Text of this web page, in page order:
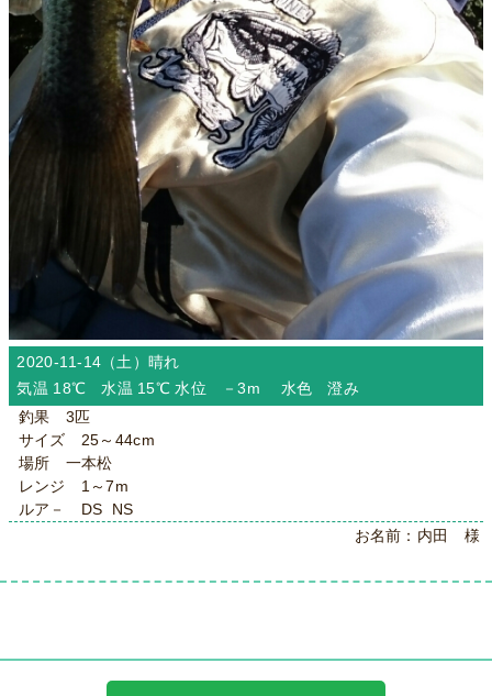
2020-11-14（土）晴れ
気温 18℃ 水温 15℃ 水位 －3m 水色 澄み
釣果 3匹
サイズ 25～44cm
場所 一本松
レンジ 1～7m
ルア－ DS NS
お名前：内田 様